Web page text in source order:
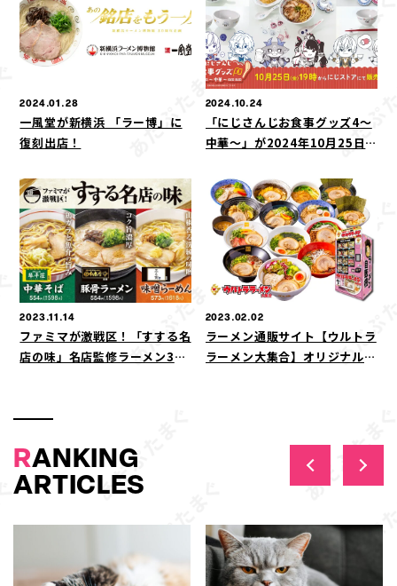
メシが2023年5月9日より順次
発売
2024.01.28
一風堂が新横浜 「ラー博」に
復刻出店！
2024.10.24
「にじさんじお食事グッズ4～
中華～」が2024年10月25日
2023.11.14
ファミマが激戦区！「すする名
店の味」名店監修ラーメン3種
監修商品が初登場～
2023.02.02
ラーメン通販サイト【ウルトラ
ラーメン大集合】オリジナルお
RANKING
ARTICLES